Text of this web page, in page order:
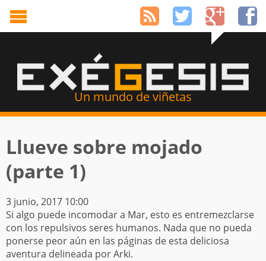
Un mundo de viñetas
Llueve sobre mojado
(parte 1)
3 junio, 2017 10:00
Si algo puede incomodar a Mar, esto es entremezclarse
con los repulsivos seres humanos. Nada que no pueda
ponerse peor aún en las páginas de esta deliciosa
aventura delineada por Arki.